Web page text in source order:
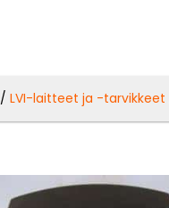
/LVI-laitteet ja -tarvikkeet